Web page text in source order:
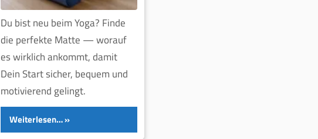
Du bist neu beim Yoga? Finde
die perfekte Matte — worauf
es wirklich ankommt, damit
Dein Start sicher, bequem und
motivierend gelingt.
Weiterlesen…